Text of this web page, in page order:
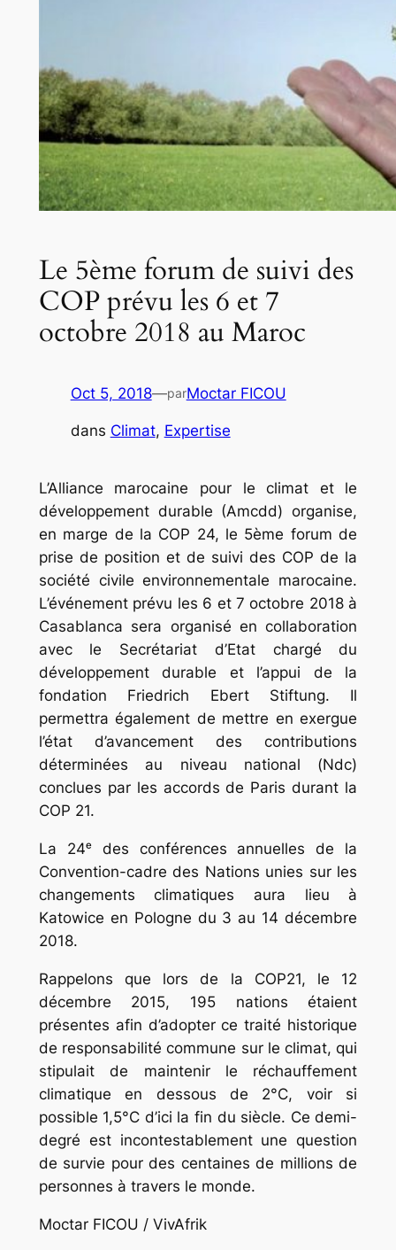
Le 5ème forum de suivi des
COP prévu les 6 et 7
octobre 2018 au Maroc
Oct 5, 2018—parMoctar FICOU
dans Climat, Expertise
L’Alliance marocaine pour le climat et le
développement durable (Amcdd) organise,
en marge de la COP 24, le 5ème forum de
prise de position et de suivi des COP de la
société civile environnementale marocaine.
L’événement prévu les 6 et 7 octobre 2018 à
Casablanca sera organisé en collaboration
avec le Secrétariat d’Etat chargé du
développement durable et l’appui de la
fondation Friedrich Ebert Stiftung. Il
permettra également de mettre en exergue
l’état d’avancement des contributions
déterminées au niveau national (Ndc)
conclues par les accords de Paris durant la
COP 21.
La 24ᵉ des conférences annuelles de la
Convention-cadre des Nations unies sur les
changements climatiques aura lieu à
Katowice en Pologne du 3 au 14 décembre
2018.
Rappelons que lors de la COP21, le 12
décembre 2015, 195 nations étaient
présentes afin d’adopter ce traité historique
de responsabilité commune sur le climat, qui
stipulait de maintenir le réchauffement
climatique en dessous de 2°C, voir si
possible 1,5°C d’ici la fin du siècle. Ce demi-
degré est incontestablement une question
de survie pour des centaines de millions de
personnes à travers le monde.
Moctar FICOU / VivAfrik